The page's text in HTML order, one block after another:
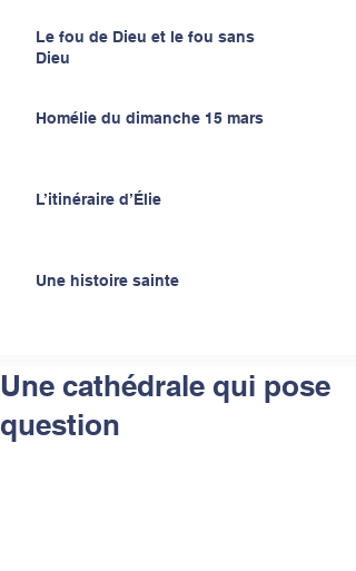
Le fou de Dieu et le fou sans
Dieu
Homélie du dimanche 15 mars
L’itinéraire d’Élie
Une histoire sainte
Une cathédrale qui pose
question